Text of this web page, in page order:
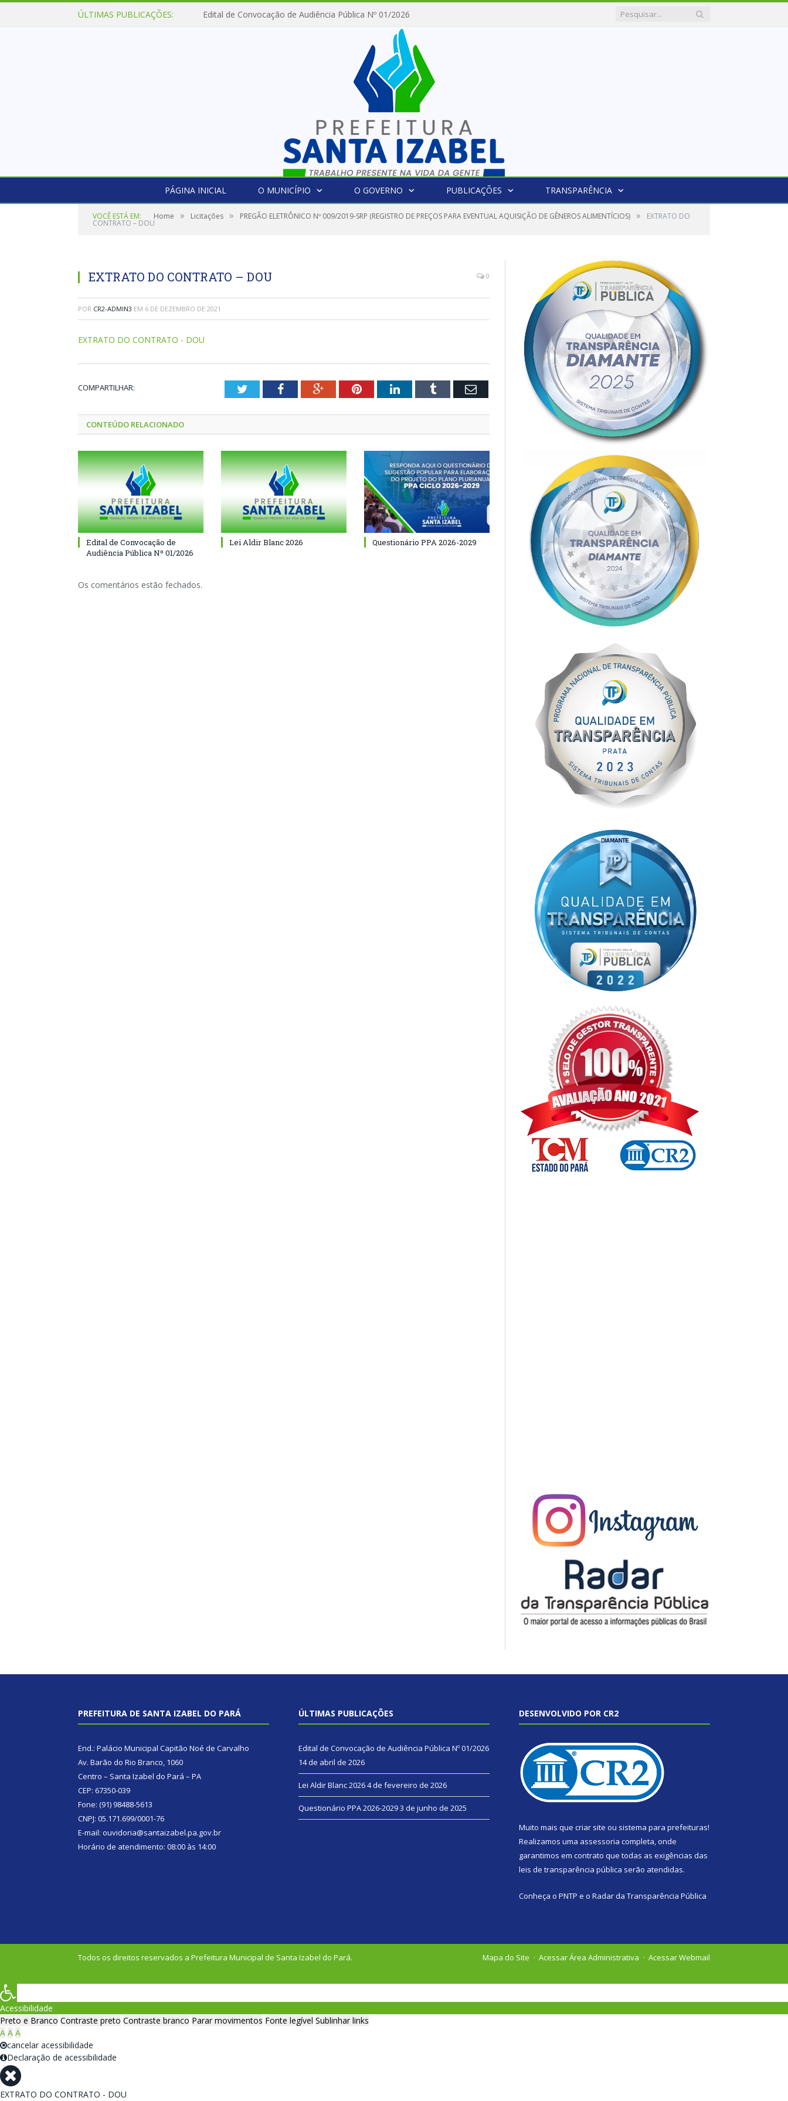
ÚLTIMAS PUBLICAÇÕES: Edital de Convocação de Audiência Pública Nº 01/2026
PÁGINA INICIAL O MUNICÍPIO O GOVERNO PUBLICAÇÕES TRANSPARÊNCIA
VOCÊ ESTÁ EM: Home » Licitações » PREGÃO ELETRÔNICO Nº 009/2019-SRP (REGISTRO DE PREÇOS PARA EVENTUAL AQUISIÇÃO DE GÊNEROS ALIMENTÍCIOS) » EXTRATO DO
CONTRATO – DOU
EXTRATO DO CONTRATO – DOU 0
POR CR2-ADMIN3 EM 6 DE DEZEMBRO DE 2021
EXTRATO DO CONTRATO - DOU
COMPARTILHAR: TwitterFacebookGoogle+PinterestLinkedInTumblr Email
CONTEÚDO RELACIONADO
Edital de Convocação de
Audiência Pública Nº 01/2026
Lei Aldir Blanc 2026 Questionário PPA 2026-2029
Os comentários estão fechados.
PREFEITURA DE SANTA IZABEL DO PARÁ
End.: Palácio Municipal Capitão Noé de Carvalho
Av. Barão do Rio Branco, 1060
Centro – Santa Izabel do Pará – PA
CEP: 67350-039
Fone: (91) 98488-5613
CNPJ: 05.171.699/0001-76
E-mail: ouvidoria@santaizabel.pa.gov.br
Horário de atendimento: 08:00 às 14:00
ÚLTIMAS PUBLICAÇÕES
Edital de Convocação de Audiência Pública Nº 01/2026
14 de abril de 2026
Lei Aldir Blanc 20264 de fevereiro de 2026
Questionário PPA 2026-20293 de junho de 2025
DESENVOLVIDO POR CR2
Muito mais que criar site ou sistema para prefeituras!
Realizamos uma assessoria completa, onde
garantimos em contrato que todas as exigências das
leis de transparência pública serão atendidas.
Conheça o PNTP e o Radar da Transparência Pública
Todos os direitos reservados a Prefeitura Municipal de Santa Izabel do Pará. Mapa do Site Acessar Área Administrativa Acessar Webmail
Acessibilidade
Preto e Branco Contraste preto Contraste branco Parar movimentos Fonte legível Sublinhar links
A A A
cancelar acessibilidade
Declaração de acessibilidade
EXTRATO DO CONTRATO - DOU